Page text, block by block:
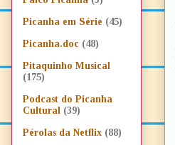
Picanha em Série (45)
Picanha.doc (48)
Pitaquinho Musical
(175)
Podcast do Picanha
Cultural (39)
Pérolas da Netflix (88)